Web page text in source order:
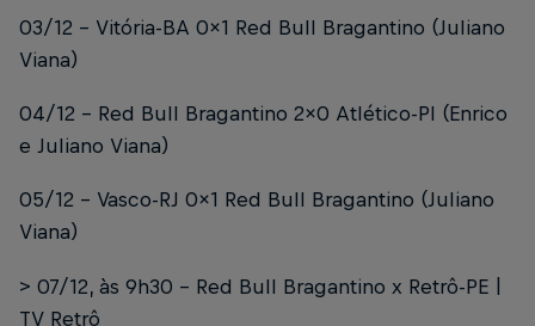
03/12 – Vitória-BA 0x1 Red Bull Bragantino (Juliano
Viana)
04/12 – Red Bull Bragantino 2x0 Atlético-PI (Enrico
e Juliano Viana)
05/12 – Vasco-RJ 0x1 Red Bull Bragantino (Juliano
Viana)
> 07/12, às 9h30 – Red Bull Bragantino x Retrô-PE |
TV Retrô